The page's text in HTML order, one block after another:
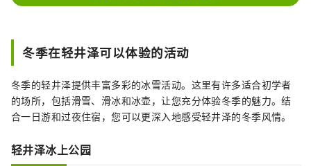
冬季在轻井泽可以体验的活动
冬季的轻井泽提供丰富多彩的冰雪活动。这里有许多适合初学者
的场所，包括滑雪、滑冰和冰壶，让您充分体验冬季的魅力。结
合一日游和过夜住宿，您可以更深入地感受轻井泽的冬季风情。
轻井泽冰上公园